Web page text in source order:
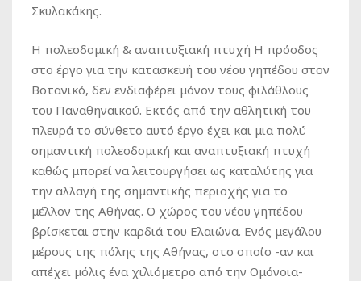
Σκυλακάκης.
Η πολεοδομική & αναπτυξιακή πτυχή Η πρόοδος
στο έργο για την κατασκευή του νέου γηπέδου στον
Βοτανικό, δεν ενδιαφέρει μόνον τους φιλάθλους
του Παναθηναϊκού. Εκτός από την αθλητική του
πλευρά το σύνθετο αυτό έργο έχει και μια πολύ
σημαντική πολεοδομική και αναπτυξιακή πτυχή
καθώς μπορεί να λειτουργήσει ως καταλύτης για
την αλλαγή της σημαντικής περιοχής για το
μέλλον της Αθήνας. Ο χώρος του νέου γηπέδου
βρίσκεται στην καρδιά του Ελαιώνα. Ενός μεγάλου
μέρους της πόλης της Αθήνας, στο οποίο -αν και
απέχει μόλις ένα χιλιόμετρο από την Ομόνοια-